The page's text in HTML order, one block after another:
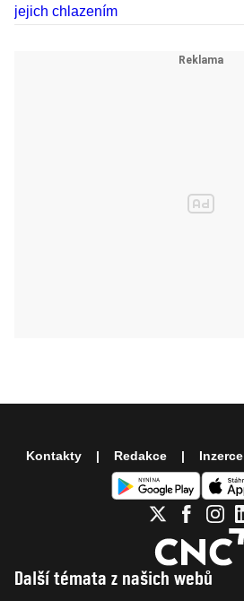
Další témata z našich webů
Kontakty Redakce Inzerce